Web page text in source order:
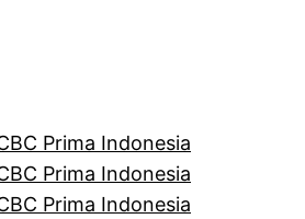
Prima Indonesia
Prima Indonesia
Prima Indonesia